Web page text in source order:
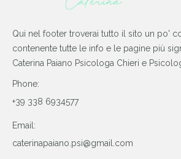
Qui nel footer troverai tutto il sito un po'
contenente tutte le info e le pagine più
Caterina Paiano Psicologa Chieri e
Phone:
+39 338 6934577
Email:
caterinapaiano.psi@gmail.com